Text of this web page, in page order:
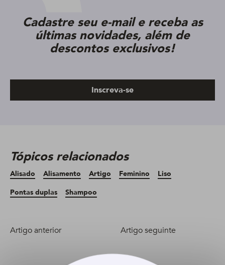
Cadastre seu e-mail e receba as
últimas novidades, além de
descontos exclusivos!
Inscreva-se
Tópicos relacionados
Alisado Alisamento Artigo Feminino
Liso
Pontas duplas
Shampoo
Artigo anterior Artigo seguinte